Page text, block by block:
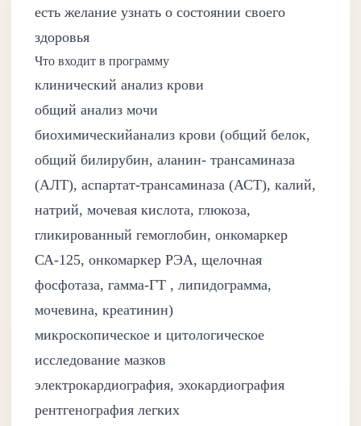
есть желание узнать о состоянии своего
здоровья
Что входит в программу
клинический анализ крови
общий анализ мочи
биохимическийанализ крови (общий белок,
общий билирубин, аланин- трансаминаза
(АЛТ), аспартат-трансаминаза (АСТ), калий,
натрий, мочевая кислота, глюкоза,
гликированный гемоглобин, онкомаркер
СА-125, онкомаркер РЭА, щелочная
фосфотаза, гамма-ГТ , липидограмма,
мочевина, креатинин)
микроскопическое и цитологическое
исследование мазков
электрокардиография, эхокардиография
рентгенография легких